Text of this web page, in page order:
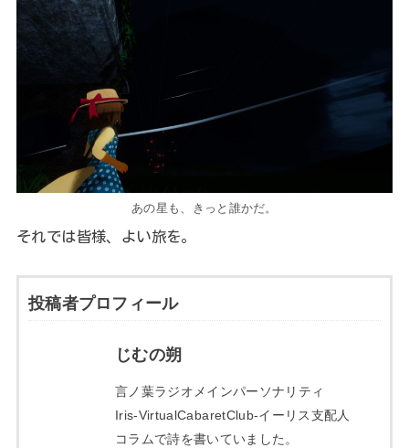
あの星も、きっと誰かだ。
それでは皆様、よい旅を。
投稿者プロフィール
じむの朔
言ノ葉ラジオメインパーソナリティ
Iris-VirtualCabaretClub-イーリス支配人
コラムで詩を書いていました。